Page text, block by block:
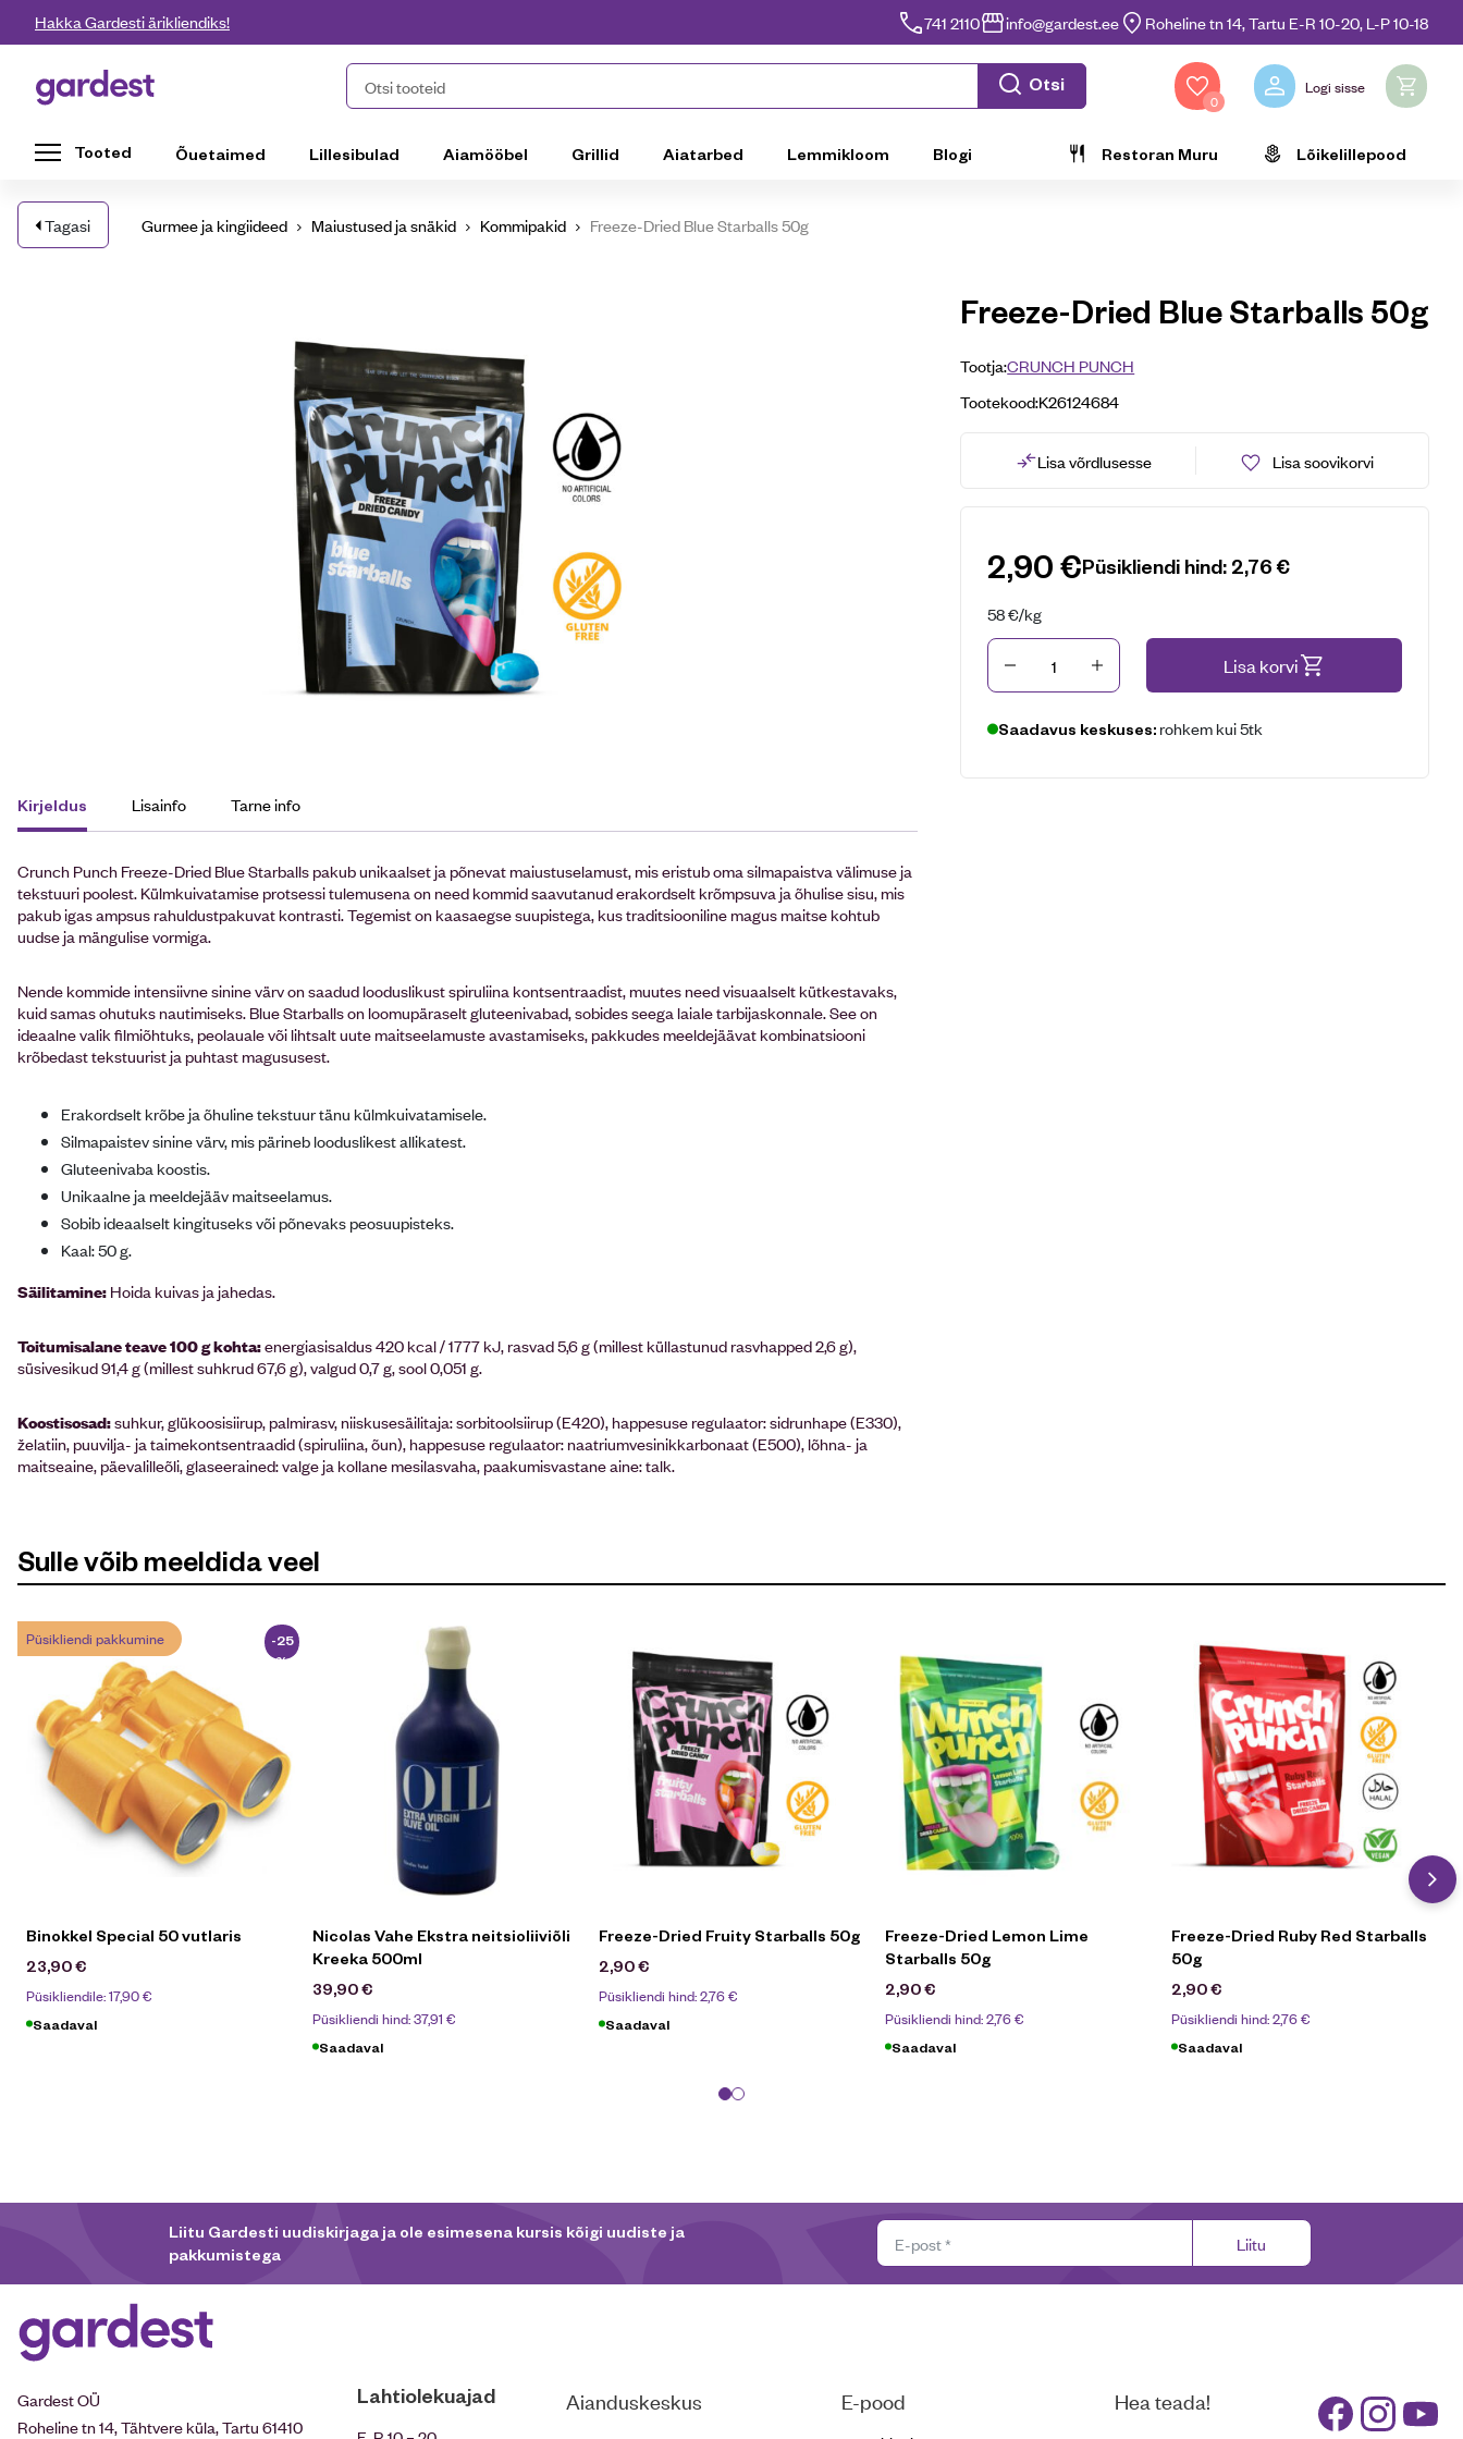
Liigu edasi põhisisu juurde
Hakka Gardesti ärikliendiks! 741 2110 info@gardest.ee Roheline tn 14, Tartu E-R 10-20, L-P 10-18
Gardest Otsi tooteid Otsi
0
Logi sisse
Tooted Õuetaimed Lillesibulad Aiamööbel Grillid Aiatarbed Lemmikloom Blogi Restoran Muru Lõikelillepood
Tagasi Gurmee ja kingiideed Maiustused ja snäkid Kommipakid Freeze-Dried Blue Starballs 50g
Kirjeldus Lisainfo Tarne info
Crunch Punch Freeze-Dried Blue Starballs pakub unikaalset ja põnevat maiustuselamust, mis eristub oma silmapaistva välimuse ja
tekstuuri poolest. Külmkuivatamise protsessi tulemusena on need kommid saavutanud erakordselt krõmpsuva ja õhulise sisu, mis
pakub igas ampsus rahuldustpakuvat kontrasti. Tegemist on kaasaegse suupistega, kus traditsiooniline magus maitse kohtub
uudse ja mängulise vormiga.
Nende kommide intensiivne sinine värv on saadud looduslikust spiruliina kontsentraadist, muutes need visuaalselt kütkestavaks,
kuid samas ohutuks nautimiseks. Blue Starballs on loomupäraselt gluteenivabad, sobides seega laiale tarbijaskonnale. See on
ideaalne valik filmiõhtuks, peolauale või lihtsalt uute maitseelamuste avastamiseks, pakkudes meeldejäävat kombinatsiooni
krõbedast tekstuurist ja puhtast magususest.
Erakordselt krõbe ja õhuline tekstuur tänu külmkuivatamisele.
Silmapaistev sinine värv, mis pärineb looduslikest allikatest.
Gluteenivaba koostis.
Unikaalne ja meeldejääv maitseelamus.
Sobib ideaalselt kingituseks või põnevaks peosuupisteks.
Kaal: 50 g.
Säilitamine:Hoida kuivas ja jahedas.
Toitumisalane teave 100 g kohta:energiasisaldus 420 kcal / 1777 kJ, rasvad 5,6 g (millest küllastunud rasvhapped 2,6 g),
süsivesikud 91,4 g (millest suhkrud 67,6 g), valgud 0,7 g, sool 0,051 g.
Koostisosad:suhkur, glükoosisiirup, palmirasv, niiskusesäilitaja: sorbitoolsiirup (E420), happesuse regulaator: sidrunhape (E330),
želatiin, puuvilja- ja taimekontsentraadid (spiruliina, õun), happesuse regulaator: naatriumvesinikkarbonaat (E500), lõhna- ja
maitseaine, päevalilleõli, glaseerained: valge ja kollane mesilasvaha, paakumisvastane aine: talk.
Freeze-Dried Blue Starballs 50g
Tootja:CRUNCH PUNCH
Tootekood:K26124684
Lisa võrdlusesse Lisa soovikorvi
2,90€Püsikliendi hind: 2,76€
58€/kg
Kogus Lisa korvi
Saadavus keskuses: rohkem kui 5tk
Sulle võib meeldida veel
Püsikliendi pakkumine
-25
%
Binokkel Special 50 vutlaris
23,90€
Püsikliendile:17,90€
Saadaval
Nicolas Vahe Ekstra neitsioliiviõli
Kreeka 500ml
39,90€
Püsikliendi hind:37,91 €
Saadaval
Freeze-Dried Fruity Starballs 50g
2,90€
Püsikliendi hind:2,76€
Saadaval
Freeze-Dried Lemon Lime
Starballs 50g
2,90€
Püsikliendi hind:2,76€
Saadaval
Freeze-Dried Ruby Red Starballs
50g
2,90€
Püsikliendi hind:2,76€
Saadaval
Liitu Gardesti uudiskirjaga ja ole esimesena kursis kõigi uudiste ja
pakkumistega
Liitu
Gardest OÜ
Roheline tn 14, Tähtvere küla, Tartu 61410
Lahtiolekuajad Aianduskeskus E-pood Hea teada!